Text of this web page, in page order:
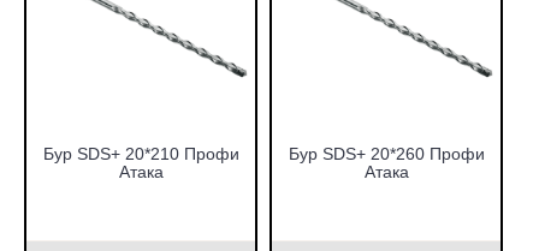
Бур SDS+ 20*210 Профи
Атака
Бур SDS+ 20*260 Профи
Атака